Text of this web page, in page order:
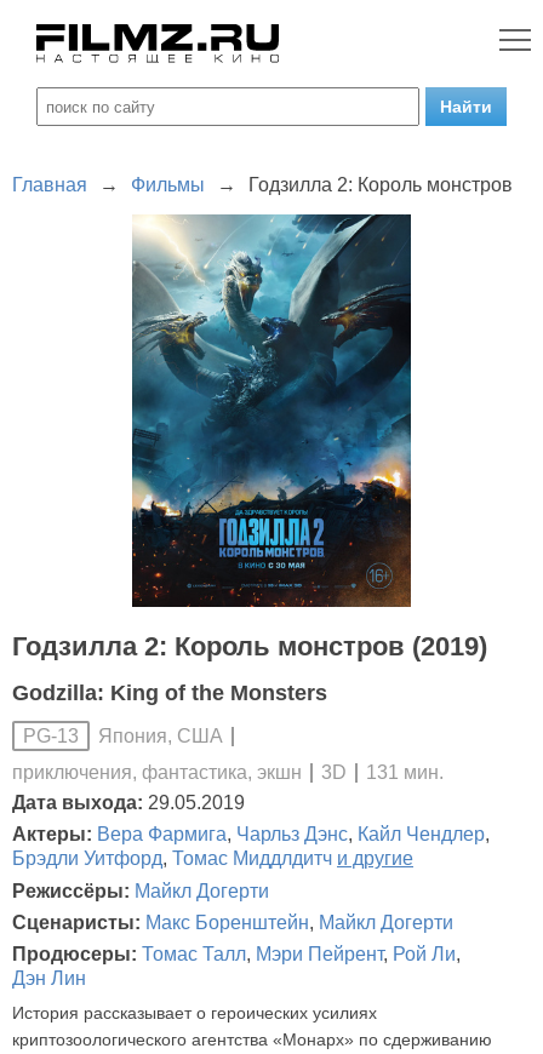
Главная → Фильмы → Годзилла 2: Король монстров
Годзилла 2: Король монстров (2019)
Godzilla: King of the Monsters
PG-13
Япония, США
приключения, фантастика, экшн
3D
131 мин.
Дата выхода: 29.05.2019
Актеры: Вера Фармига, Чарльз Дэнс, Кайл Чендлер,
Брэдли Уитфорд, Томас Миддлдитч и другие
Режиссёры: Майкл Догерти
Сценаристы: Макс Боренштейн, Майкл Догерти
Продюсеры: Томас Талл, Мэри Пейрент, Рой Ли,
Дэн Лин
История рассказывает о героических усилиях
криптозоологического агентства «Монарх» по сдерживанию